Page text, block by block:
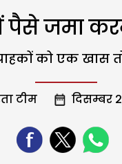
जमा करने
को एक खास
टीम दिसम्बर